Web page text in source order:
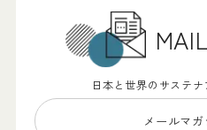
日本と世界のサステ
メールマ